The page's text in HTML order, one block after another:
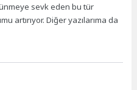
sevk eden bu tür
artırıyor. Diğer yazılarıma da